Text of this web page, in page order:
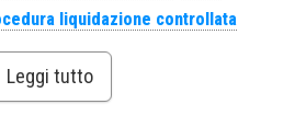
liquidazione controllata
Leggi tutto